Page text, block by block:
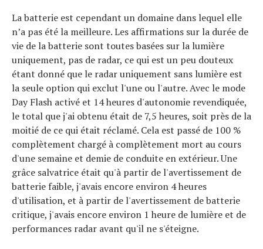
La batterie est cependant un domaine dans lequel elle
n’a pas été la meilleure. Les affirmations sur la durée de
vie de la batterie sont toutes basées sur la lumière
uniquement, pas de radar, ce qui est un peu douteux
étant donné que le radar uniquement sans lumière est
la seule option qui exclut l'une ou l'autre. Avec le mode
Day Flash activé et 14 heures d'autonomie revendiquée,
le total que j'ai obtenu était de 7,5 heures, soit près de la
moitié de ce qui était réclamé. Cela est passé de 100 %
complètement chargé à complètement mort au cours
d'une semaine et demie de conduite en extérieur. Une
grâce salvatrice était qu'à partir de l'avertissement de
batterie faible, j'avais encore environ 4 heures
d'utilisation, et à partir de l'avertissement de batterie
critique, j'avais encore environ 1 heure de lumière et de
performances radar avant qu'il ne s'éteigne.